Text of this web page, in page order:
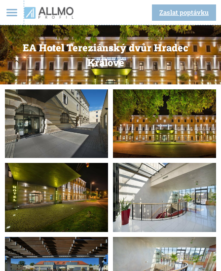
Zaslat poptávku
EA Hotel Tereziánský dvůr Hradec
Králové